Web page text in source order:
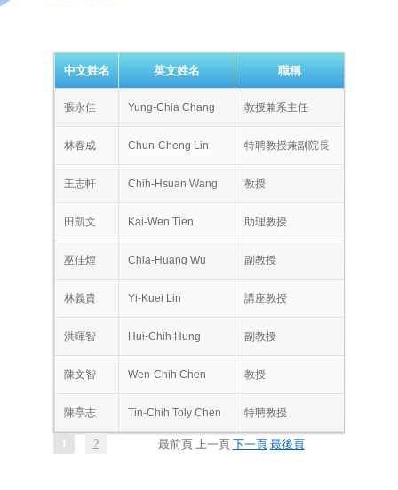
中文姓名 英文姓名 職稱
張永佳 Yung-Chia Chang 教授兼系主任
林春成 Chun-Cheng Lin 特聘教授兼副院長
王志軒 Chih-Hsuan Wang 教授
田凱文 Kai-Wen Tien 助理教授
巫佳煌 Chia-Huang Wu 副教授
林義貴 Yi-Kuei Lin 講座教授
洪暉智 Hui-Chih Hung 副教授
陳文智 Wen-Chih Chen 教授
陳亭志 Tin-Chih Toly Chen 特聘教授
最前頁 上一頁
1 2 下一頁 最後頁